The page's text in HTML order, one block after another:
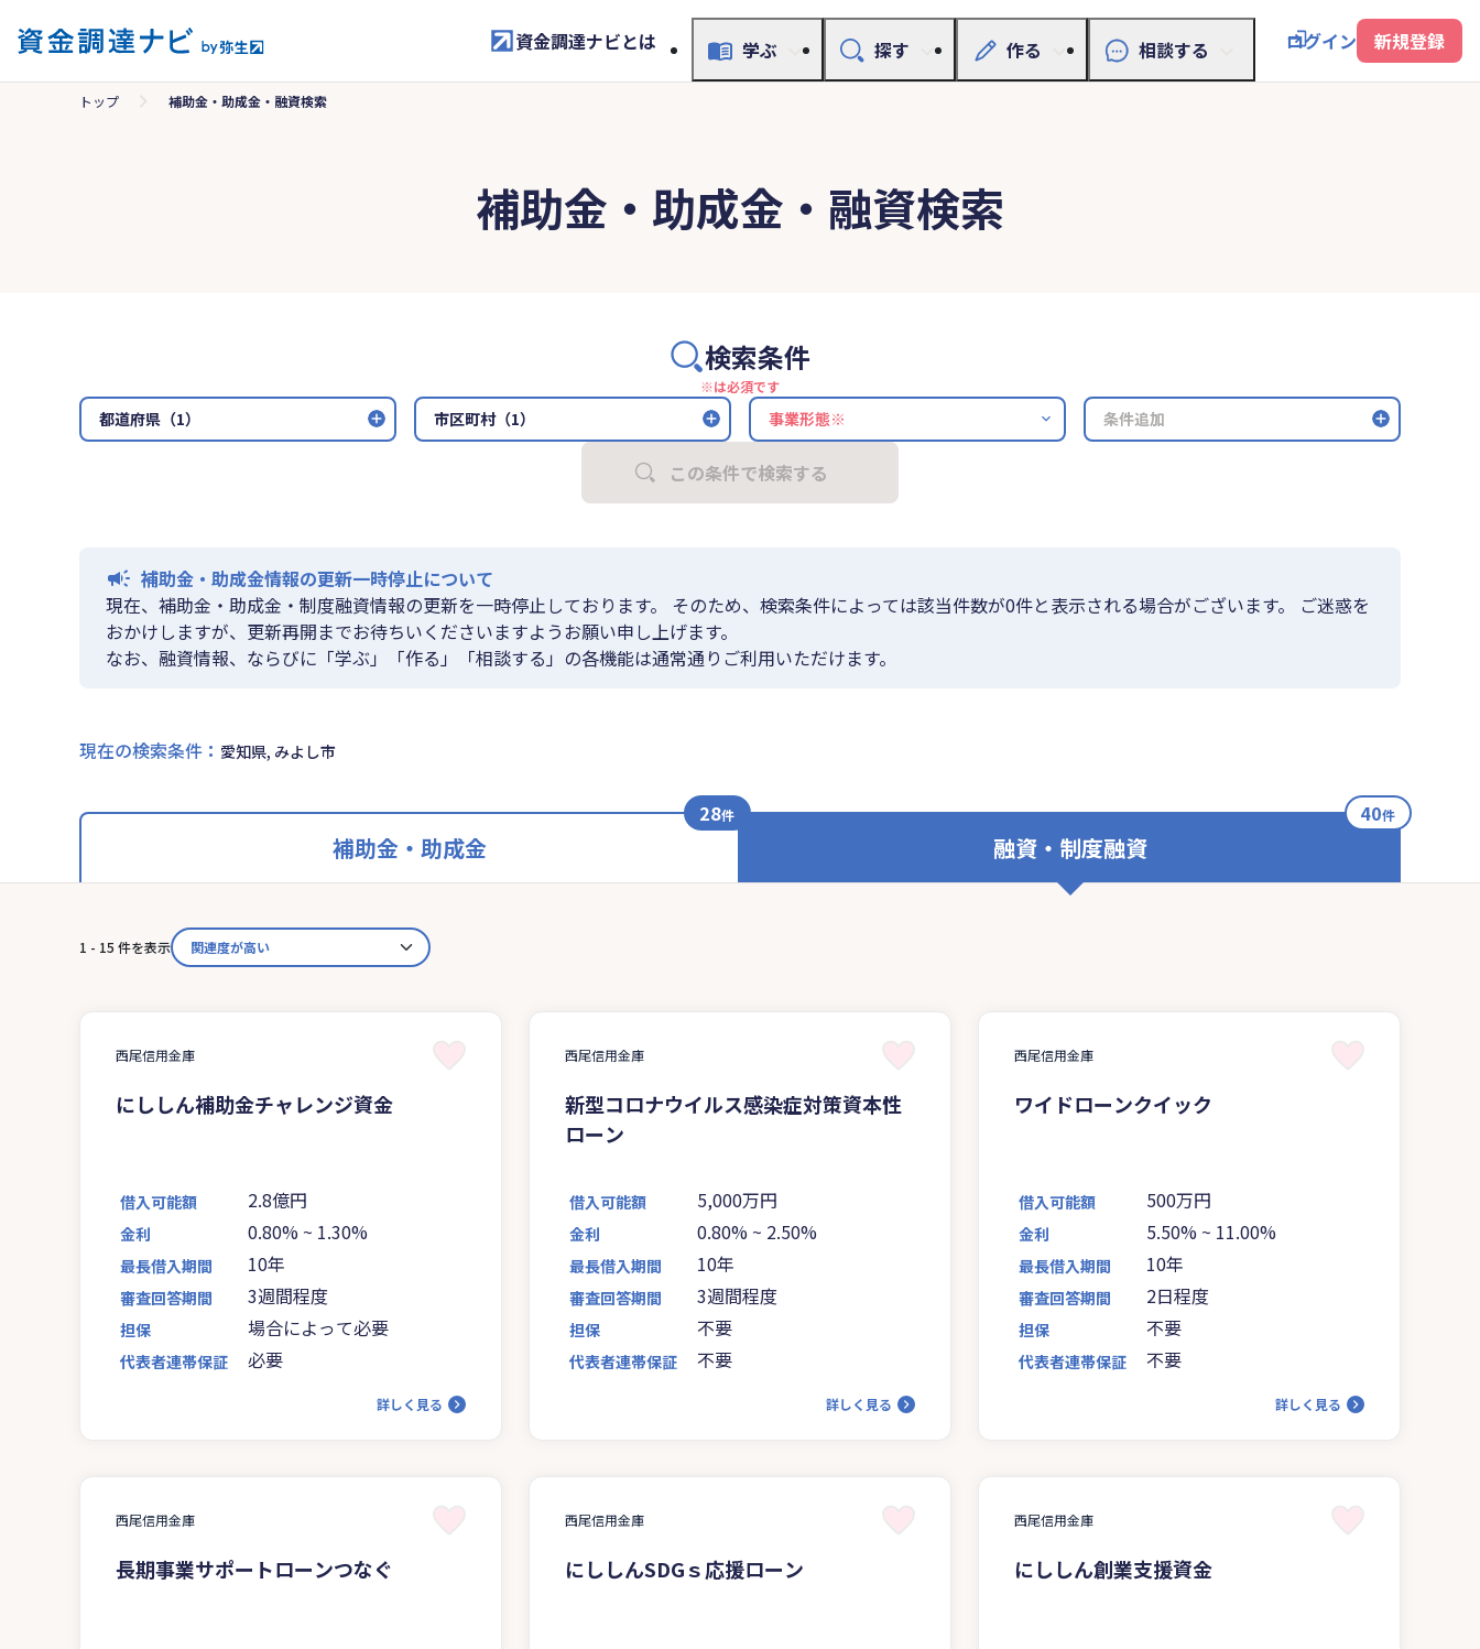
資金調達ナビとは 学ぶ 探す 作る 相談する ログイン 新規登録
トップ 補助金・助成金・融資検索
補助金・助成金・融資検索
検索条件
※は必須です
都道府県（1） 市区町村（1） 条件追加
この条件で検索する
補助金・助成金情報の更新一時停止について
現在、補助金・助成金・制度融資情報の更新を一時停止しております。 そのため、検索条件によっては該当件数が0件と表示される場合がございます。 ご迷惑を
おかけしますが、更新再開までお待ちいくださいますようお願い申し上げます。
なお、融資情報、ならびに「学ぶ」「作る」「相談する」の各機能は通常通りご利用いただけます。
現在の検索条件 ： 愛知県, みよし市
補助金・助成金
28件
融資・制度融資
40件
1 - 15 件を表示
西尾信用金庫
にししん補助金チャレンジ資金
借入可能額 2.8億円
金利 0.80% ~ 1.30%
最長借入期間 10年
審査回答期間 3週間程度
担保 場合によって必要
代表者連帯保証 必要
詳しく見る
西尾信用金庫
新型コロナウイルス感染症対策資本性
ローン
借入可能額 5,000万円
金利 0.80% ~ 2.50%
最長借入期間 10年
審査回答期間 3週間程度
担保 不要
代表者連帯保証 不要
詳しく見る
西尾信用金庫
ワイドローンクイック
借入可能額 500万円
金利 5.50% ~ 11.00%
最長借入期間 10年
審査回答期間 2日程度
担保 不要
代表者連帯保証 不要
詳しく見る
西尾信用金庫
長期事業サポートローンつなぐ
西尾信用金庫
にししんSDGｓ応援ローン
西尾信用金庫
にししん創業支援資金